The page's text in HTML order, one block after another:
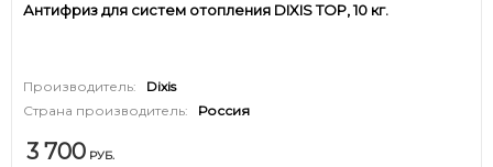
Антифриз для систем отопления DIXIS TOP, 10 кг.
Производитель:
Dixis
Страна производитель:
Россия
3 700 РУБ.